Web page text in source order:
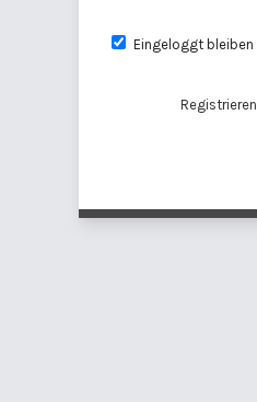
Eingeloggt bleiben
Registrieren